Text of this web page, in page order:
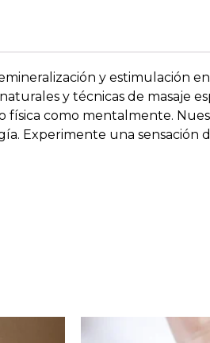
y estimulación
y técnicas de masaje
como mentalmente.
Experimente una